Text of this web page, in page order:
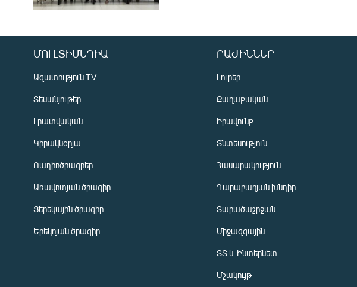
ՄՈՒԼՏԻՄԵԴԻԱ
Ազատություն TV
Տեսանյութեր
Լրատվական
Կիրակնօրյա
Ռադիոծրագրեր
Առավոտյան ծրագիր
Ցերեկային ծրագիր
Երեկոյան ծրագիր
ԲԱԺԻՆՆԵՐ
Լուրեր
Քաղաքական
Իրավունք
Տնտեսություն
Հասարակություն
Ղարաբաղյան խնդիր
Տարածաշրջան
Միջազգային
ՏՏ և Ինտերնետ
Մշակույթ